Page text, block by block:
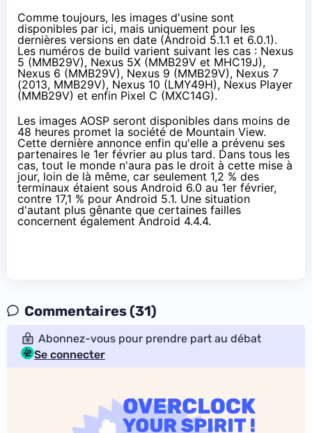
Comme toujours, les images d'usine sont
disponibles par ici, mais uniquement pour les
dernières versions en date (Android 5.1.1 et 6.0.1).
Les numéros de build varient suivant les cas : Nexus
5 (MMB29V), Nexus 5X (MMB29V et MHC19J),
Nexus 6 (MMB29V), Nexus 9 (MMB29V), Nexus 7
(2013, MMB29V), Nexus 10 (LMY49H), Nexus Player
(MMB29V) et enfin Pixel C (MXC14G).
Les images AOSP seront disponibles dans moins de
48 heures promet la société de Mountain View.
Cette dernière annonce enfin qu'elle a prévenu ses
partenaires le 1er février au plus tard. Dans tous les
cas, tout le monde n'aura pas le droit à cette mise à
jour, loin de là même, car seulement 1,2 % des
terminaux étaient sous Android 6.0 au 1er février,
contre 17,1 % pour Android 5.1. Une situation
d'autant plus gênante que certaines failles
concernent également Android 4.4.4.
Commentaires (31)
Abonnez-vous pour prendre part au débat
Se connecter